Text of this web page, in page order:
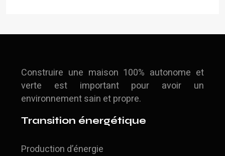
Construire une maison 100% autonome et
verte est important pour avoir un
environnement sain et propre.
Transition énergétique
Production d’énergie